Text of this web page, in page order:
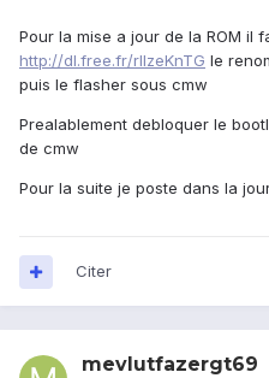
Pour la mise a jour de la ROM il
http://dl.free.fr/rllzeKnTG le
puis le flasher sous cmw
Prealablement debloquer le
de cmw
Pour la suite je poste dans la
Citer
mevlutfazergt69